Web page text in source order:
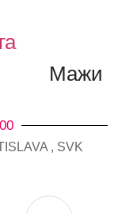
Мажи
, SVK